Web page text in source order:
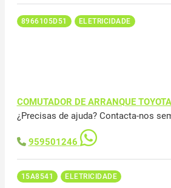
8966105D51 ELETRICIDADE
COMUTADOR DE ARRANQUE
¿Precisas de ajuda? Contacta-nos
959501246
15A8541 ELETRICIDADE